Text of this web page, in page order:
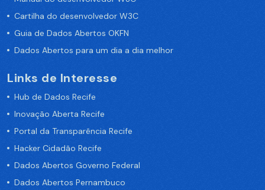
Cartilha do desenvolvedor W3C
Guia de Dados Abertos OKFN
Dados Abertos para um dia a dia melhor
Links de Interesse
Hub de Dados Recife
Inovação Aberta Recife
Portal da Transparência Recife
Hacker Cidadão Recife
Dados Abertos Governo Federal
Dados Abertos Pernambuco